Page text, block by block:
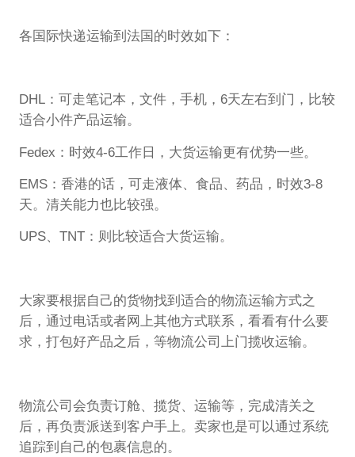
各国际快递运输到法国的时效如下：
DHL：可走笔记本，文件，手机，6天左右到门，比较
适合小件产品运输。
Fedex：时效4-6工作日，大货运输更有优势一些。
EMS：香港的话，可走液体、食品、药品，时效3-8
天。清关能力也比较强。
UPS、TNT：则比较适合大货运输。
大家要根据自己的货物找到适合的物流运输方式之
后，通过电话或者网上其他方式联系，看看有什么要
求，打包好产品之后，等物流公司上门揽收运输。
物流公司会负责订舱、揽货、运输等，完成清关之
后，再负责派送到客户手上。卖家也是可以通过系统
追踪到自己的包裹信息的。